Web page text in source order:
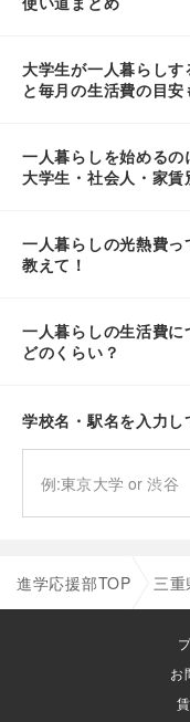
大学生が一人暮らし
と毎月の生活費の目安
一人暮らしを始める
大学生・社会人・家賃
一人暮らしの光熱費
教えて！
一人暮らしの生活費
どのくらい？
学校名・駅名を入力
進学応援部TOP 三
お